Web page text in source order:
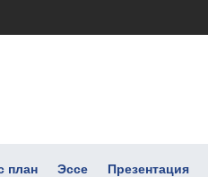
план Эссе Презентация